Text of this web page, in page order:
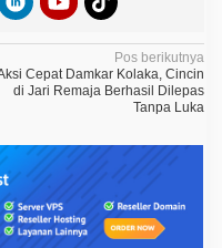
Pos berikutnya
Cepat Damkar Kolaka, Cincin
di Jari Remaja Berhasil Dilepas
Tanpa Luka